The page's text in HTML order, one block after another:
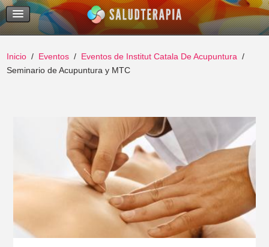
Temas Recientes
Buscar
Inicio Eventos
Eventos de Institut Catala De Acupuntura
Seminario de Acupuntura y MTC